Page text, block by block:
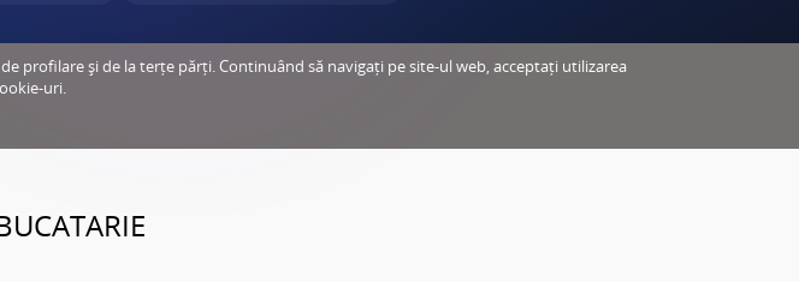
profilare și de la terțe părți. Continuând să navigați pe site-ul web, acceptați utilizarea
uri.